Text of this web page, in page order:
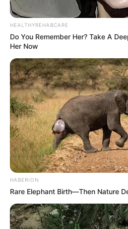
HEALTHYREHABCARE
Do You Remember Her? Take A
Her Now
HABERION
Rare Elephant Birth—Then Nature